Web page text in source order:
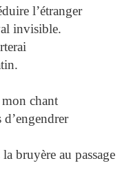
l’étranger
invisible.
chant
bruyère au passage